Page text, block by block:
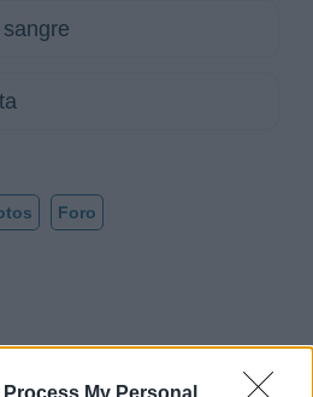
Process My Personal
Foro